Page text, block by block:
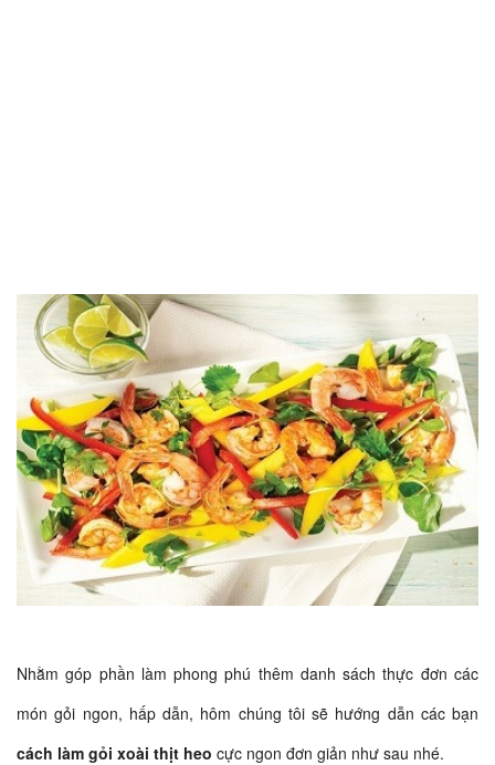
Nhằm góp phần làm phong phú thêm danh sách thực đơn các
món gỏi ngon, hấp dẫn, hôm chúng tôi sẽ hướng dẫn các bạn
cách làm gỏi xoài thịt heo cực ngon đơn giản như sau nhé.